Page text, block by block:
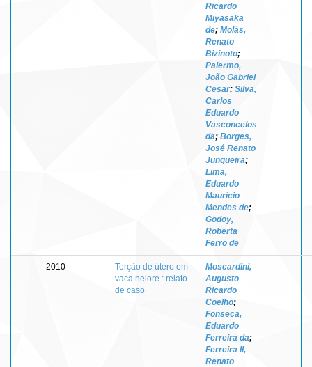
Ricardo
Miyasaka
de; Molás,
Renato
Bizinoto;
Palermo,
João Gabriel
Cesar; Silva,
Carlos
Eduardo
Vasconcelos
da; Borges,
José Renato
Junqueira;
Lima,
Eduardo
Maurício
Mendes de;
Godoy,
Roberta
Ferro de
2010 -
Torção de útero em
vaca nelore : relato
de caso
Moscardini,
Augusto
Ricardo
Coelho;
Fonseca,
Eduardo
Ferreira da;
Ferreira II,
Renato
-